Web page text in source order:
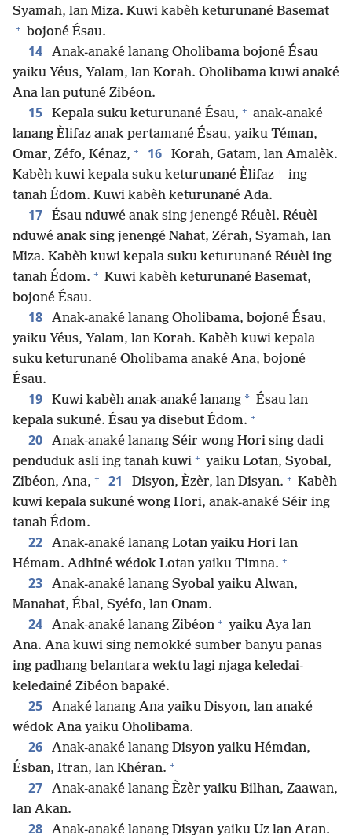
Syamah, lan Miza. Kuwi kabèh keturunané Basemat
+ bojoné Ésau.
14
Anak-anaké lanang Oholibama bojoné Ésau
yaiku Yéus, Yalam, lan Korah. Oholibama kuwi anaké
Ana lan putuné Zibéon.
15 Kepala suku keturunané Ésau, + anak-anaké
lanang Èlifaz anak pertamané Ésau, yaiku Téman,
Omar, Zéfo, Kénaz, + 16
Korah, Gatam, lan Amalèk.
Kabèh kuwi kepala suku keturunané Èlifaz + ing
tanah Édom. Kuwi kabèh keturunané Ada.
17
Ésau nduwé anak sing jenengé Réuèl. Réuèl
nduwé anak sing jenengé Nahat, Zérah, Syamah, lan
Miza. Kabèh kuwi kepala suku keturunané Réuèl ing
tanah Édom. + Kuwi kabèh keturunané Basemat,
bojoné Ésau.
18
Anak-anaké lanang Oholibama, bojoné Ésau,
yaiku Yéus, Yalam, lan Korah. Kabèh kuwi kepala
suku keturunané Oholibama anaké Ana, bojoné
Ésau.
19 Kuwi kabèh anak-anaké lanang * Ésau lan
kepala sukuné. Ésau ya disebut Édom. +
20
Anak-anaké lanang Séir wong Hori sing dadi
penduduk asli ing tanah kuwi + yaiku Lotan, Syobal,
Zibéon, Ana, + 21 Disyon, Èzèr, lan Disyan. + Kabèh
kuwi kepala sukuné wong Hori, anak-anaké Séir ing
tanah Édom.
22
Anak-anaké lanang Lotan yaiku Hori lan
Hémam. Adhiné wédok Lotan yaiku Timna. +
23
Anak-anaké lanang Syobal yaiku Alwan,
Manahat, Ébal, Syéfo, lan Onam.
24 Anak-anaké lanang Zibéon + yaiku Aya lan
Ana. Ana kuwi sing nemokké sumber banyu panas
ing padhang belantara wektu lagi njaga keledai-
keledainé Zibéon bapaké.
25
Anaké lanang Ana yaiku Disyon, lan anaké
wédok Ana yaiku Oholibama.
26
Anak-anaké lanang Disyon yaiku Hémdan,
Ésban, Itran, lan Khéran. +
27
Anak-anaké lanang Èzèr yaiku Bilhan, Zaawan,
lan Akan.
28 Anak-anaké lanang Disyan yaiku Uz lan Aran.